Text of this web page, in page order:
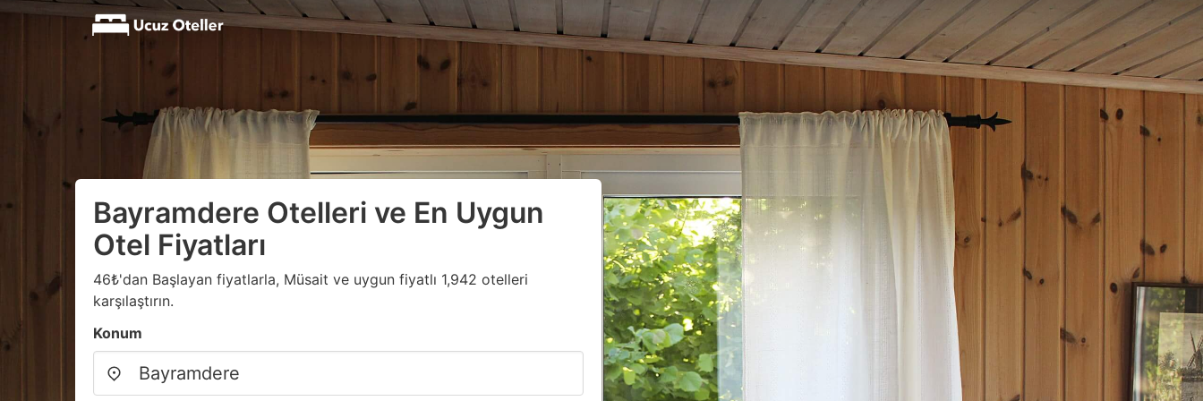
Bayramdere Otelleri ve En Uygun
Otel Fiyatları
46₺'dan Başlayan fiyatlarla, Müsait ve uygun fiyatlı 1,942 otelleri
karşılaştırın.
Konum